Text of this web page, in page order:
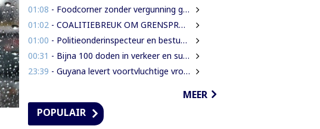
01:08 - Foodcorner zonder vergunning gesloten tijdens derde dag integrale controles
01:02 - COALITIEBREUK OM GRENSPROTOCOL ONWAARSCHIJNLIJK
01:00 - Politieonderinspecteur en bestuurder gewond nadat auto over de kop slaat
00:31 - Bijna 100 doden in verkeer en suïcide voor 2026 is veel te veel’, zegt Lau
23:39 - Guyana levert voortvluchtige vrouwelijke verdachte in mensenhandel uit aan Suriname
MEER
POPULAIR